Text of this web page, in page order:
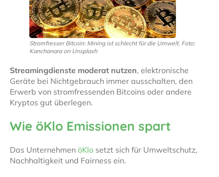
Stromfresser Bitcoin: Mining ist schlecht für die Umwelt. Foto:
Kanchanara on Unsplash
Streamingdienste moderat nutzen, elektronische
Geräte bei Nichtgebrauch immer ausschalten, den
Erwerb von stromfressenden Bitcoins oder andere
Kryptos gut überlegen.
Wie öKlo Emissionen spart
Das Unternehmen öKlo setzt sich für Umweltschutz,
Nachhaltigkeit und Fairness ein.